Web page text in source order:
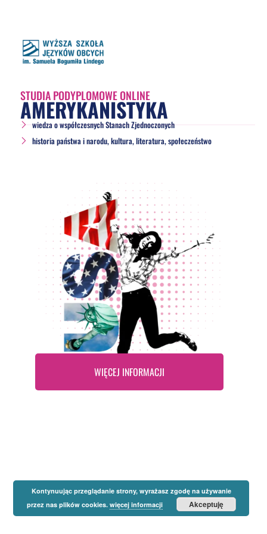
STUDIA PODYPLOMOWE ONLINE
AMERYKANISTYKA
wiedza o współczesnych Stanach Zjednoczonych
historia państwa i narodu, kultura, literatura, społeczeństwo
WIĘCEJ INFORMACJI
Kontynuując przeglądanie strony, wyrażasz zgodę na używanie
przez nas plików cookies. więcej informacji Akceptuję